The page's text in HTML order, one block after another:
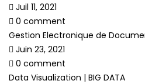
Juil 11, 2021
0 comment
Gestion Electronique de
Juin 23, 2021
0 comment
Data Visualization | BIG DATA